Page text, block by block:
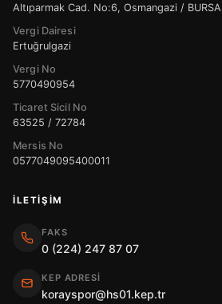
Altıparmak Cad. No:6, Osmangazi / BURSA
Vergi Dairesi
Ertuğrulgazi
Vergi No
5770490954
Ticaret Sicil No
63525 / 72784
Mersis No
0577049095400011
İLETIŞIM
FAKS
0 (224) 247 87 07
KEP ADRESI
korayspor@hs01.kep.tr